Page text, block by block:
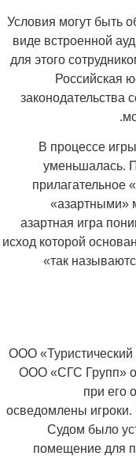
Условия могут быть
виде встроенной
для этого
Российская
законодательства
В процессе
уменьшалась.
прилагательное
«азартными»
азартная игра
исход которой
«так
ООО «Туристический
ООО «СГС Групп»
при его
осведомлены
Судом было
помещение для